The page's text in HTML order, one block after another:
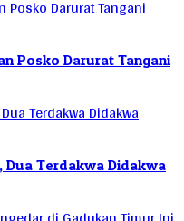
Posko Darurat Tangani
Dua Terdakwa Didakwa